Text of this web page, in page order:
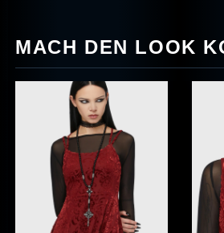
MACH DEN LOOK